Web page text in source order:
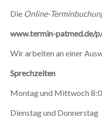
Die Online-
www.termin-patmed.de/
Wir arbeiten an einer
Sprechzeiten
Montag und Mittwoch
Dienstag und